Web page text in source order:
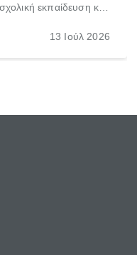
εκπαίδευση και
της κοινωνικότητας
13 Ιούλ 2026